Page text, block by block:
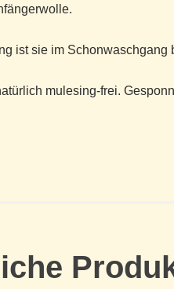
ist sie im Schonwaschgang
mulesing-frei.